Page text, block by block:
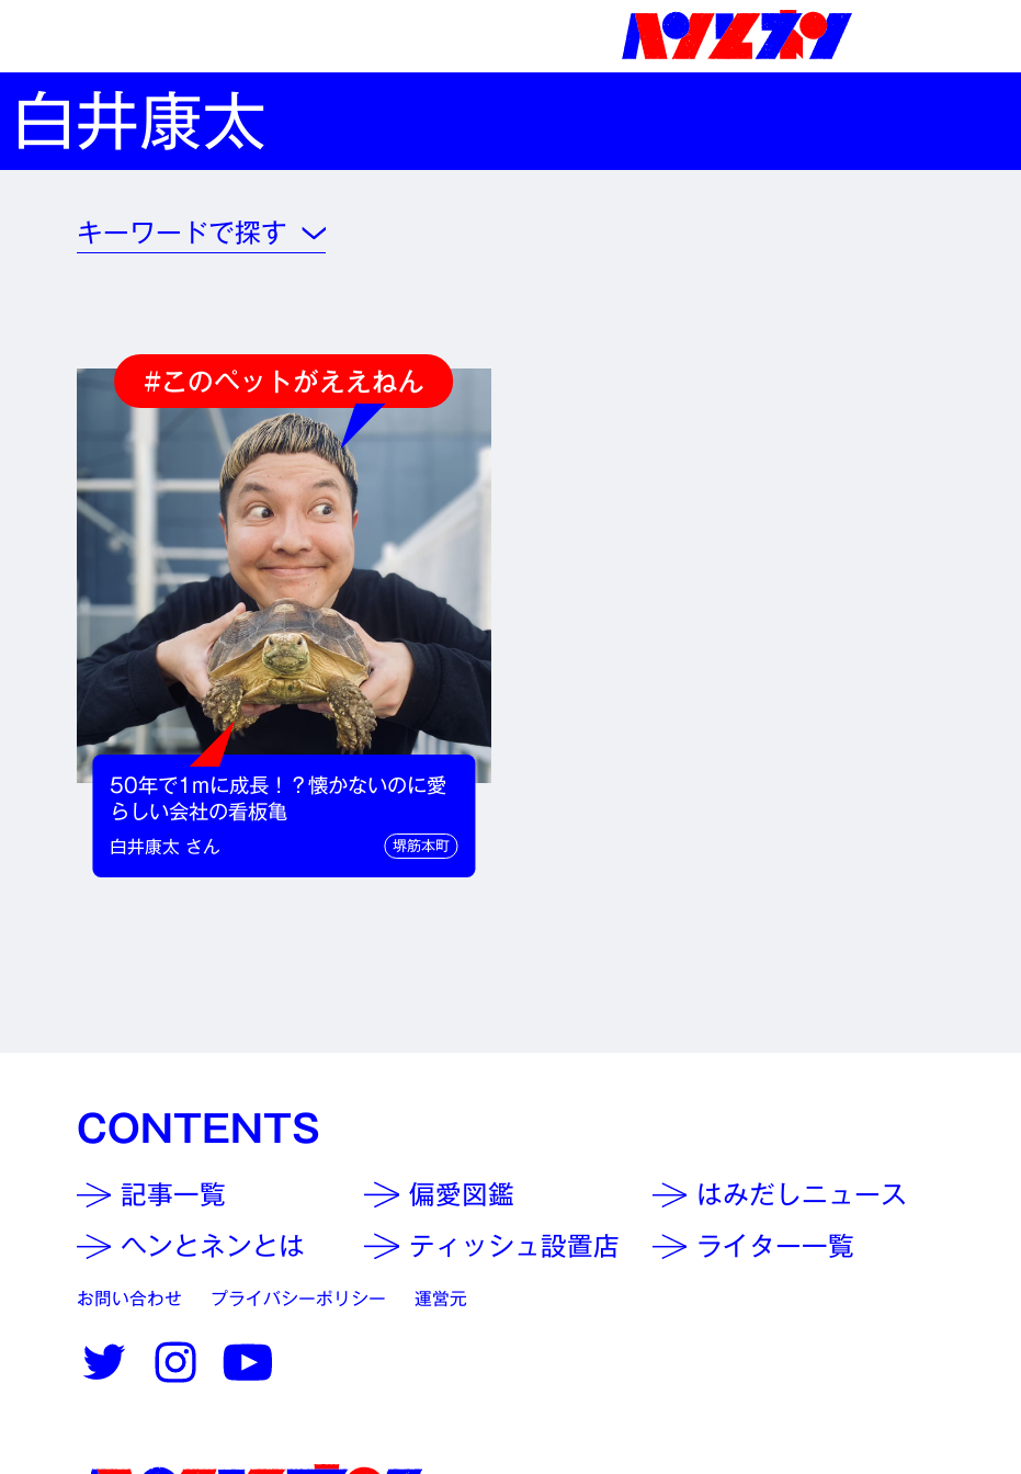
白井康太
キーワードで探す
#このペットがええねん
50年で1mに成長！？懐かないのに愛
らしい会社の看板亀
白井康太 さん 堺筋本町
CONTENTS
記事一覧 偏愛図鑑
はみだしニュース
ヘンとネンとは
ティッシュ設置店 ライター一覧
お問い合わせ プライバシーポリシー 運営元